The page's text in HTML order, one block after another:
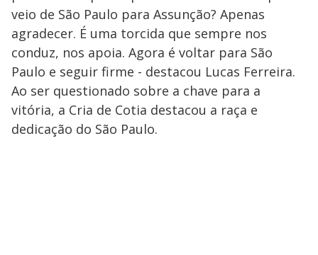
veio de São Paulo para Assunção? Apenas
agradecer. É uma torcida que sempre nos
conduz, nos apoia. Agora é voltar para São
Paulo e seguir firme - destacou Lucas Ferreira.
Ao ser questionado sobre a chave para a
vitória, a Cria de Cotia destacou a raça e
dedicação do São Paulo.